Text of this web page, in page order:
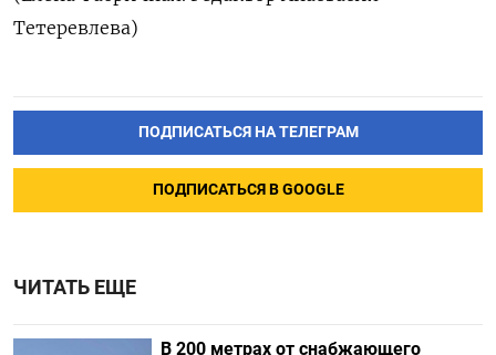
Тетеревлева)
ПОДПИСАТЬСЯ НА ТЕЛЕГРАМ
ПОДПИСАТЬСЯ В GOOGLE
ЧИТАТЬ ЕЩЕ
В 200 метрах от снабжающего